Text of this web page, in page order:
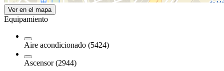
Ver en el mapa
Equipamiento
Aire acondicionado (5424)
Ascensor (2944)